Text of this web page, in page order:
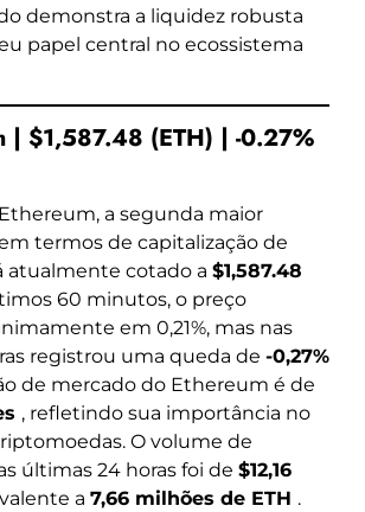
demonstra a liquidez robusta
papel central no ecossistema
| $1,587.48 (ETH) | -0.27%
a segunda maior
termos de capitalização de
atualmente cotado a $1,587.48
60 minutos, o preço
em 0,21%, mas nas
registrou uma queda de -0,27%
de mercado do Ethereum é de
, refletindo sua importância no
O volume de
últimas 24 horas foi de $12,16
a 7,66 milhões de ETH .